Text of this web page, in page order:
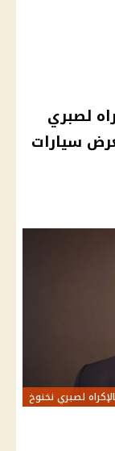
لصبري
سيارات
لصبري نخنوخ